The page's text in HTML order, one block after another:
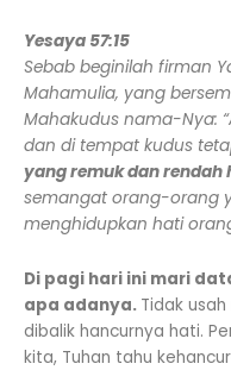
Yesaya 57:15
Sebab beginilah firman
Mahamulia, yang
Mahakudus nama-Nya:
dan di tempat kudus
yang remuk dan rendah
semangat orang-orang
menghidupkan hati
Di pagi hari ini mari
apa adanya. Tidak
dibalik hancurnya hati.
kita, Tuhan tahu